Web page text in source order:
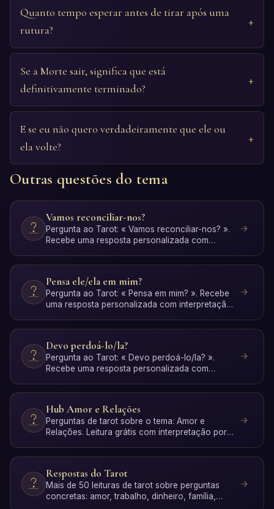
Quanto tempo esperar antes de tirar após uma
rutura?
Se a Morte sair, significa que está
definitivamente terminado?
E se eu não quero verdadeiramente que ele ou
ela volte?
Outras questões do tema
Vamos reconciliar-nos?
Pergunta ao Tarot: « Vamos reconciliar-nos? ».
Recebe uma resposta personalizada com
Pensa ele/ela em mim?
Pergunta ao Tarot: « Pensa em mim? ». Recebe
uma resposta personalizada com interpretação
Devo perdoá-lo/la?
Pergunta ao Tarot: « Devo perdoá-lo/la? ».
Recebe uma resposta personalizada com
Hub Amor e Relações
Perguntas de tarot sobre o tema: Amor e
Relações. Leitura grátis com interpretação por
Respostas do Tarot
Mais de 50 leituras de tarot sobre perguntas
concretas: amor, trabalho, dinheiro, família,